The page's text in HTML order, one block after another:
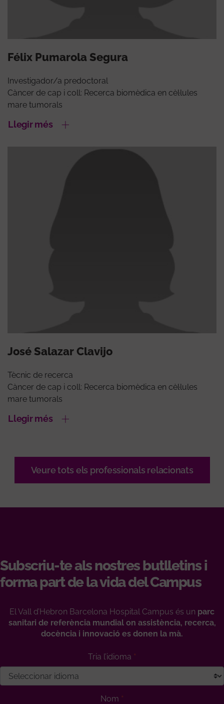
Félix Pumarola Segura
Investigador/a predoctoral
Càncer de cap i coll: Recerca biomèdica en cèl·lules
mare tumorals
Llegir més
José Salazar Clavijo
Tècnic de recerca
Càncer de cap i coll: Recerca biomèdica en cèl·lules
mare tumorals
Llegir més
Veure tots els professionals relacionats
Subscriu-te als nostres butlletins i
forma part de la vida del Campus
El Vall d’Hebron Barcelona Hospital Campus és un parc
sanitari de referència mundial on assistència, recerca,
docència i innovació es donen la mà.
Tria l’idioma
Nom